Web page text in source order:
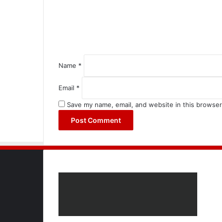
Name *
Email *
Save my name, email, and website in this